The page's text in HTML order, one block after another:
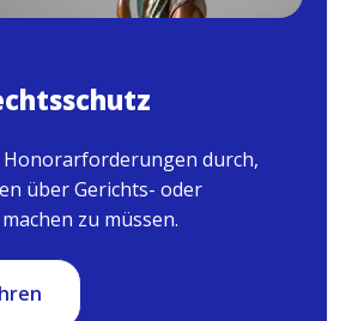
Honorarforderungen durch,
über Gerichts- oder
zu müssen.